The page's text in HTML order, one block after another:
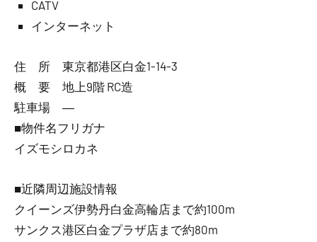
CATV
インターネット
住 所 東京都港区白金1-14-3
概 要 地上9階 RC造
駐車場 ―
■物件名フリガナ
イズモシロカネ
■近隣周辺施設情報
クイーンズ伊勢丹白金高輪店まで約100m
サンクス港区白金プラザ店まで約80m